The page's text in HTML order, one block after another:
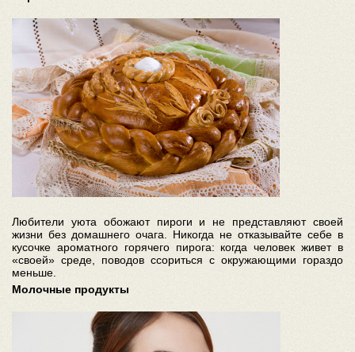
Любители уюта обожают пироги и не представляют своей
жизни без домашнего очага. Никогда не отказывайте себе в
кусочке ароматного горячего пирога: когда человек живет в
«своей» среде, поводов ссориться с окружающими гораздо
меньше.
Молочные продукты